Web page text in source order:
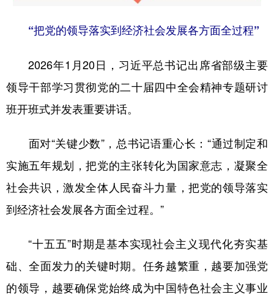
“把党的领导落实到经济社会发展各方面全过程”
2026年1月20日，习近平总书记出席省部级主要
领导干部学习贯彻党的二十届四中全会精神专题研讨
班开班式并发表重要讲话。
面对“关键少数”，总书记语重心长：“通过制定和
实施五年规划，把党的主张转化为国家意志，凝聚全
社会共识，激发全体人民奋斗力量，把党的领导落实
到经济社会发展各方面全过程。”
“十五五”时期是基本实现社会主义现代化夯实基
础、全面发力的关键时期。任务越繁重，越要加强党
的领导，越要确保党始终成为中国特色社会主义事业